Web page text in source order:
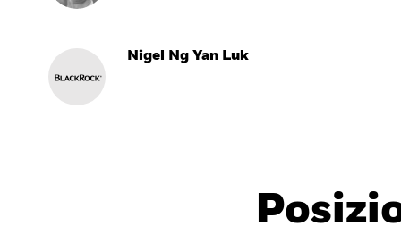
Nigel Ng Yan Luk